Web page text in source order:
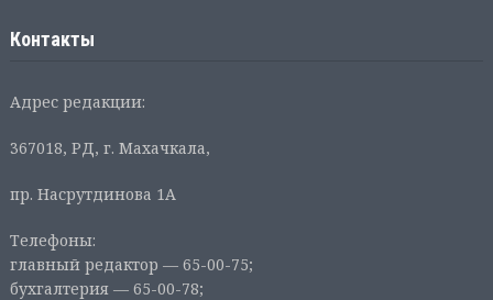
Контакты
Адрес редакции:
367018, РД, г. Махачкала,
пр. Насрутдинова 1А
Телефоны:
главный редактор — 65-00-75;
бухгалтерия — 65-00-78;